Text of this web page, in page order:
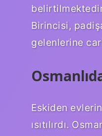
Birincisi,
gelenlerine
Eskiden
ısıtılırdı.